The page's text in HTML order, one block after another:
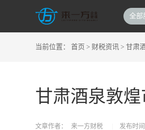
全部
当前位置： 首页 > 财税资讯 > 甘肃
甘肃酒泉敦
文章作者： 来一方财税 发布时间